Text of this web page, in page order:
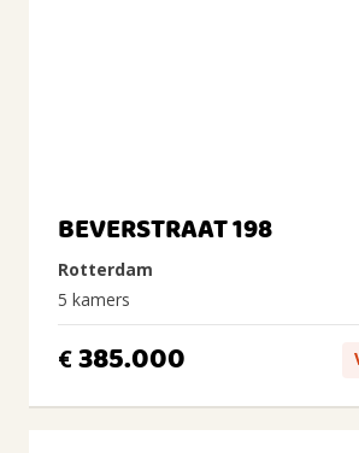
BEVERSTRAAT 198
Rotterdam
5 kamers
€385.000